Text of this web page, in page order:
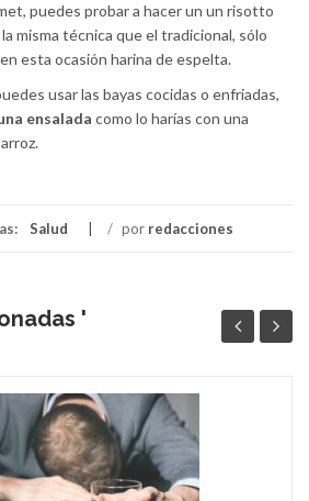
puedes probar a hacer un un risotto
misma técnica que el tradicional, sólo
esta ocasión harina de espelta.
usar las bayas cocidas o enfriadas,
ensalada como lo harías con una
Salud / por redacciones
'